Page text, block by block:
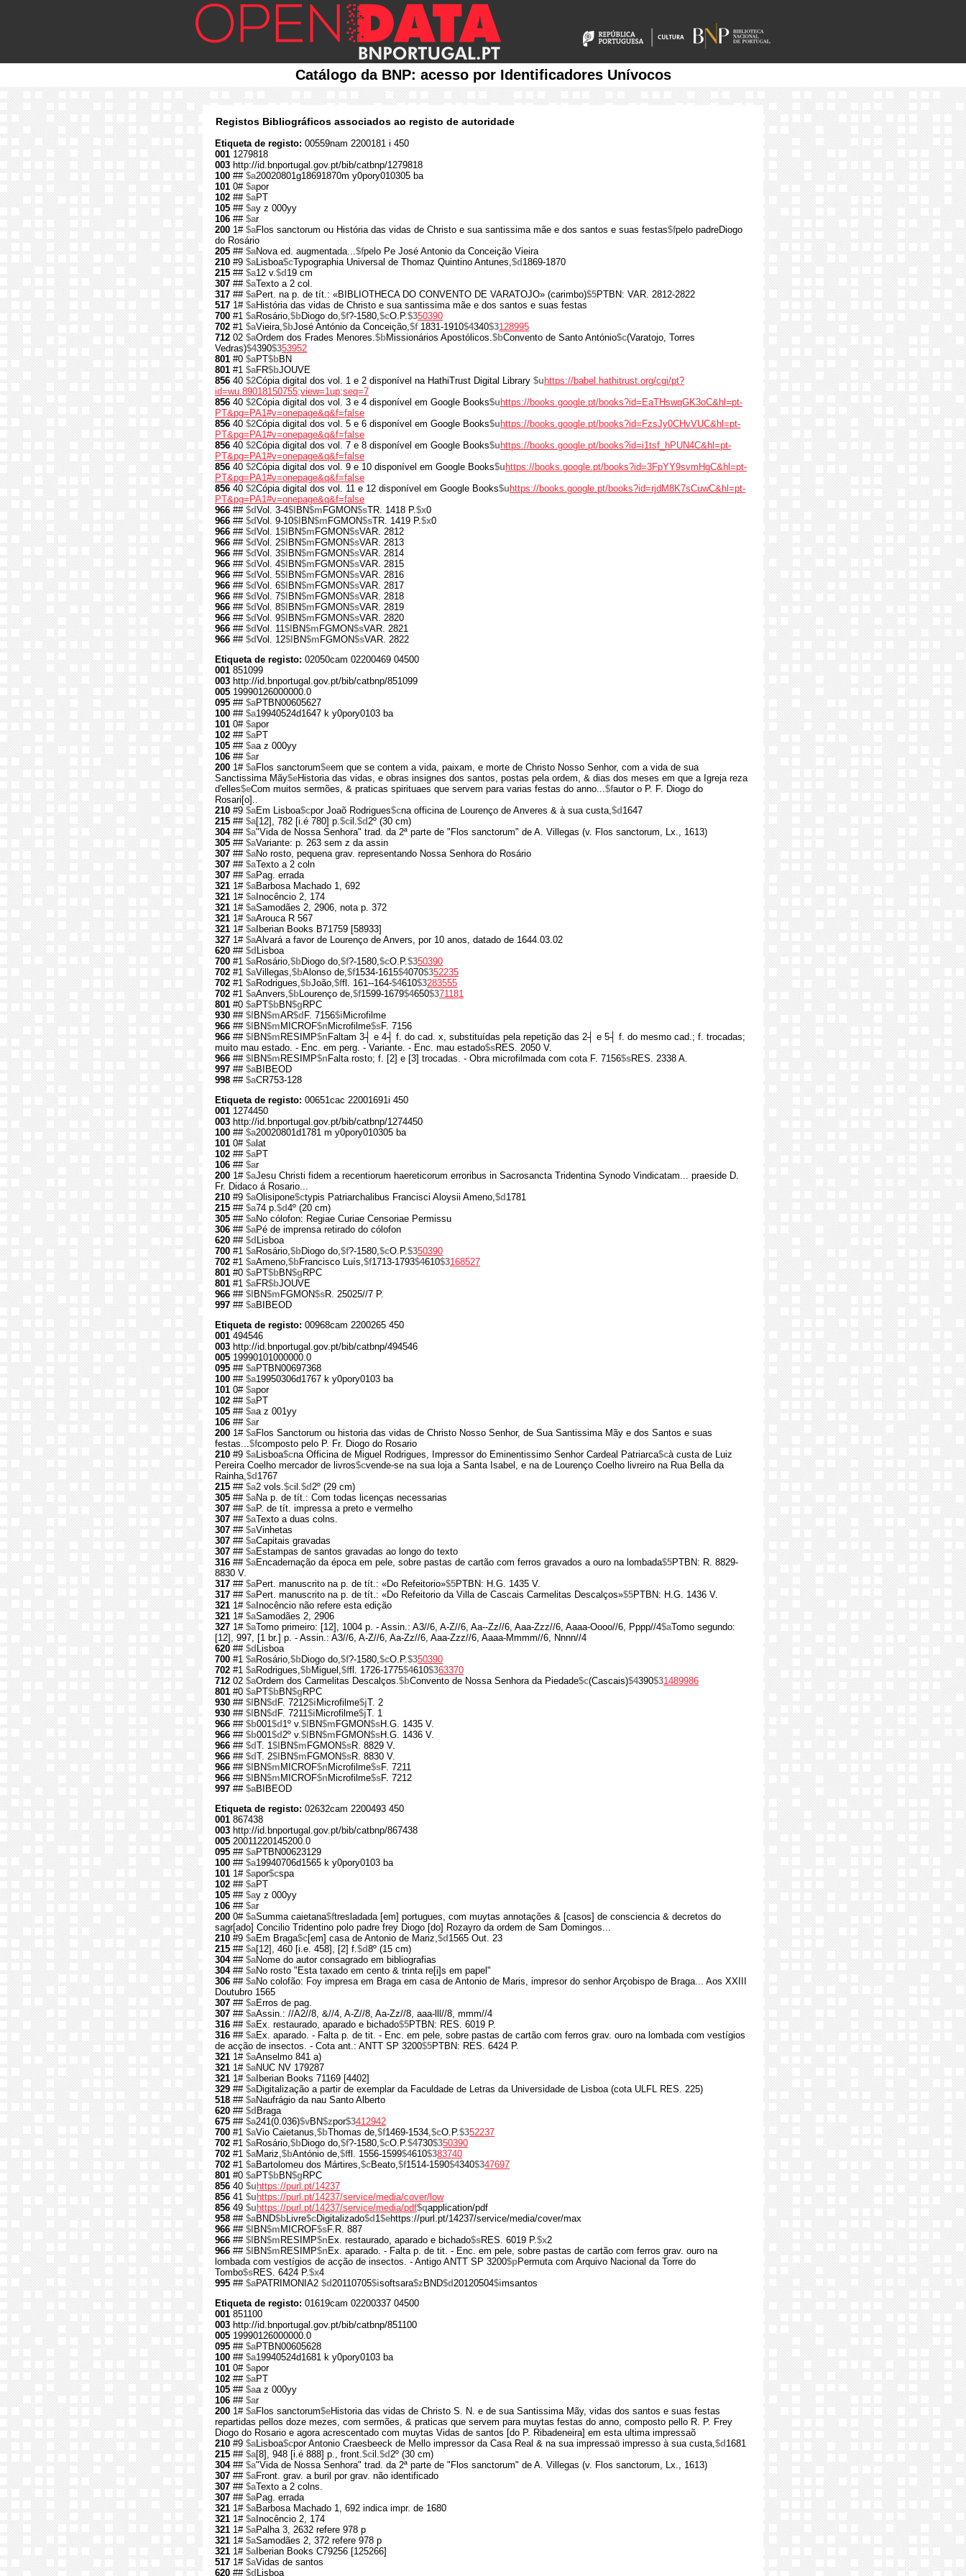
Catálogo da BNP: acesso por Identificadores Unívocos
Registos Bibliográficos associados ao registo de autoridade
Etiqueta de registo: 00559nam 2200181 i 450
001 1279818
003 http://id.bnportugal.gov.pt/bib/catbnp/1279818
100 ## $a20020801g18691870m y0pory010305 ba
101 0# $apor
102 ## $aPT
105 ## $ay z 000yy
106 ## $ar
200 1# $aFlos sanctorum ou História das vidas de Christo e sua santissima mãe e dos santos e suas festas$fpelo padreDiogo
do Rosário
205 ## $aNova ed. augmentada...$fpelo Pe José Antonio da Conceição Vieira
210 #9 $aLisboa$cTypographia Universal de Thomaz Quintino Antunes,$d 1869-1870
215 ## $a12 v.$d 19 cm
307 ## $aTexto a 2 col.
317 ## $aPert. na p. de tít.: «BIBLIOTHECA DO CONVENTO DE VARATOJO» (carimbo)$5PTBN: VAR. 2812-2822
517 1# $aHistória das vidas de Christo e sua santissima mãe e dos santos e suas festas
700 #1 $aRosário,$bDiogo do,$f?-1580,$cO.P.$350390
702 #1 $aVieira,$bJosé António da Conceição,$f1831-1910$4340$3128995
712 02 $aOrdem dos Frades Menores.$bMissionários Apostólicos.$bConvento de Santo António$c(Varatojo, Torres
Vedras)$4390$353952
801 #0 $aPT$bBN
801 #1 $aFR$bJOUVE
856 40 $2Cópia digital dos vol. 1 e 2 disponível na HathiTrust Digital Library $u https://babel.hathitrust.org/cgi/pt?
id=wu.89018150755;view=1up;seq=7
856 40 $2Cópia digital dos vol. 3 e 4 disponível em Google Books$u https://books.google.pt/books?id=EaTHswqGK3oC&hl=pt-
PT&pg=PA1#v=onepage&q&f=false
856 40 $2Cópia digital dos vol. 5 e 6 disponível em Google Books$u https://books.google.pt/books?id=FzsJy0CHvVUC&hl=pt-
PT&pg=PA1#v=onepage&q&f=false
856 40 $2Cópia digital dos vol. 7 e 8 disponível em Google Books$u https://books.google.pt/books?id=i1tsf_hPUN4C&hl=pt-
PT&pg=PA1#v=onepage&q&f=false
856 40 $2Cópia digital dos vol. 9 e 10 disponível em Google Books$u https://books.google.pt/books?id=3FpYY9svmHgC&hl=pt-
PT&pg=PA1#v=onepage&q&f=false
856 40 $2Cópia digital dos vol. 11 e 12 disponível em Google Books$u https://books.google.pt/books?id=rjdM8K7sCuwC&hl=pt-
PT&pg=PA1#v=onepage&q&f=false
966 ## $dVol. 3-4$l BN$m FGMON$sTR. 1418 P.$x0
966 ## $dVol. 9-10$l BN$m FGMON$sTR. 1419 P.$x0
966 ## $dVol. 1$l BN$m FGMON$sVAR. 2812
966 ## $dVol. 2$l BN$m FGMON$sVAR. 2813
966 ## $dVol. 3$l BN$m FGMON$sVAR. 2814
966 ## $dVol. 4$l BN$m FGMON$sVAR. 2815
966 ## $dVol. 5$l BN$m FGMON$sVAR. 2816
966 ## $dVol. 6$l BN$m FGMON$sVAR. 2817
966 ## $dVol. 7$l BN$m FGMON$sVAR. 2818
966 ## $dVol. 8$l BN$m FGMON$sVAR. 2819
966 ## $dVol. 9$l BN$m FGMON$sVAR. 2820
966 ## $dVol. 11$l BN$m FGMON$sVAR. 2821
966 ## $dVol. 12$l BN$m FGMON$sVAR. 2822
Etiqueta de registo: 02050cam 02200469 04500
001 851099
003 http://id.bnportugal.gov.pt/bib/catbnp/851099
005 19990126000000.0
095 ## $aPTBN00605627
100 ## $a19940524d1647 k y0pory0103 ba
101 0# $apor
102 ## $aPT
105 ## $aa z 000yy
106 ## $ar
200 1# $aFlos sanctorum$eem que se contem a vida, paixam, e morte de Christo Nosso Senhor, com a vida de sua
Sanctissima Mãy$eHistoria das vidas, e obras insignes dos santos, postas pela ordem, & dias dos meses em que a Igreja reza
d'elles$eCom muitos sermões, & praticas spirituaes que servem para varias festas do anno...$fautor o P. F. Diogo do
Rosari[o]..
210 #9 $aEm Lisboa$cpor Joaõ Rodrigues$cna officina de Lourenço de Anveres & à sua custa,$d 1647
215 ## $a[12], 782 [i.é 780] p.$cil.$d2º (30 cm)
304## $a"Vida de Nossa Senhora" trad. da 2ª parte de "Flos sanctorum" de A. Villegas (v. Flos sanctorum, Lx., 1613)
305 ## $aVariante: p. 263 sem z da assin
307 ## $aNo rosto, pequena grav. representando Nossa Senhora do Rosário
307 ## $aTexto a 2 coln
307 ## $aPag. errada
321 1# $aBarbosa Machado 1, 692
321 1# $aInocêncio 2, 174
321 1# $aSamodães 2, 2906, nota p. 372
321 1# $aArouca R 567
321 1# $aIberian Books B71759 [58933]
327 1# $aAlvará a favor de Lourenço de Anvers, por 10 anos, datado de 1644.03.02
620 ## $d Lisboa
700 #1 $aRosário,$bDiogo do,$f?-1580,$cO.P.$350390
702 #1 $aVillegas,$bAlonso de,$f1534-1615$4070$352235
702 #1 $aRodrigues,$bJoão,$ffl. 161--164-$4610$3283555
702 #1 $aAnvers,$bLourenço de,$f1599-1679$4650$371181
801 #0 $aPT$bBN$g RPC
930 ## $l BN$mAR$d F. 7156$i Microfilme
966 ## $l BN$m MICROF$n Microfilme$sF. 7156
966 ## $l BN$m RESIMP$n Faltam 3┤ e 4┤ f. do cad. x, substituídas pela repetição das 2┤ e 5┤ f. do mesmo cad.; f. trocadas;
muito mau estado. - Enc. em perg. - Variante. - Enc. mau estado$sRES. 2050 V.
966 ## $l BN$m RESIMP$n Falta rosto; f. [2] e [3] trocadas. - Obra microfilmada com cota F. 7156$sRES. 2338 A.
997 ## $aBIBEOD
998 ## $aCR753-128
Etiqueta de registo: 00651cac 22001691i 450
001 1274450
003 http://id.bnportugal.gov.pt/bib/catbnp/1274450
100 ## $a20020801d1781 m y0pory010305 ba
101 0# $alat
102 ## $aPT
106 ## $ar
200 1# $aJesu Christi fidem a recentiorum haereticorum erroribus in Sacrosancta Tridentina Synodo Vindicatam... praeside D.
Fr. Didaco á Rosario...
210 #9 $aOlisipone$ctypis Patriarchalibus Francisci Aloysii Ameno,$d 1781
215 ## $a74 p.$d4º (20 cm)
305 ## $aNo cólofon: Regiae Curiae Censoriae Permissu
306 ## $aPé de imprensa retirado do cólofon
620 ## $d Lisboa
700 #1 $aRosário,$bDiogo do,$f?-1580,$cO.P.$350390
702 #1 $aAmeno,$bFrancisco Luís,$f1713-1793$4610$3168527
801 #0 $aPT$bBN$g RPC
801 #1 $aFR$bJOUVE
966 ## $l BN$m FGMON$sR. 25025//7 P.
997 ## $aBIBEOD
Etiqueta de registo: 00968cam 2200265 450
001 494546
003 http://id.bnportugal.gov.pt/bib/catbnp/494546
005 19990101000000.0
095 ## $aPTBN00697368
100 ## $a19950306d1767 k y0pory0103 ba
101 0# $apor
102 ## $aPT
105 ## $aa z 001yy
106 ## $ar
200 1# $aFlos Sanctorum ou historia das vidas de Christo Nosso Senhor, de Sua Santissima Mãy e dos Santos e suas
festas...$fcomposto pelo P. Fr. Diogo do Rosario
210 #9 $aLisboa$cna Officina de Miguel Rodrigues, Impressor do Eminentissimo Senhor Cardeal Patriarca$cà custa de Luiz
Pereira Coelho mercador de livros$cvende-se na sua loja a Santa Isabel, e na de Lourenço Coelho livreiro na Rua Bella da
Rainha,$d 1767
215 ## $a2 vols.$cil.$d2º (29 cm)
305 ## $aNa p. de tít.: Com todas licenças necessarias
307 ## $aP. de tít. impressa a preto e vermelho
307 ## $aTexto a duas colns.
307 ## $aVinhetas
307 ## $aCapitais gravadas
307 ## $aEstampas de santos gravadas ao longo do texto
316 ## $aEncadernação da época em pele, sobre pastas de cartão com ferros gravados a ouro na lombada$5PTBN: R. 8829-
8830 V.
317 ## $aPert. manuscrito na p. de tít.: «Do Refeitorio»$5PTBN: H.G. 1435 V.
317 ## $aPert. manuscrito na p. de tít.: «Do Refeitorio da Villa de Cascais Carmelitas Descalços»$5PTBN: H.G. 1436 V.
321 1# $aInocêncio não refere esta edição
321 1# $aSamodães 2, 2906
327 1# $aTomo primeiro: [12], 1004 p. - Assin.: A3//6, A-Z//6, Aa--Zz//6, Aaa-Zzz//6, Aaaa-Oooo//6, Pppp//4$aTomo segundo:
[12], 997, [1 br.] p. - Assin.: A3//6, A-Z//6, Aa-Zz//6, Aaa-Zzz//6, Aaaa-Mmmm//6, Nnnn//4
620 ## $d Lisboa
700 #1 $aRosário,$bDiogo do,$f?-1580,$cO.P.$350390
702 #1 $aRodrigues,$bMiguel,$ffl. 1726-1775$4610$363370
712 02 $aOrdem dos Carmelitas Descalços.$bConvento de Nossa Senhora da Piedade$c(Cascais)$4390$31489986
801 #0 $aPT$bBN$g RPC
930 ## $l BN$d F. 7212$i Microfilme$jT. 2
930 ## $l BN$d F. 7211$i Microfilme$jT. 1
966 ## $b001$d 1º v.$l BN$m FGMON$sH.G. 1435 V.
966 ## $b001$d2º v.$l BN$m FGMON$sH.G. 1436 V.
966 ## $dT. 1$l BN$m FGMON$sR. 8829 V.
966 ## $dT. 2$l BN$m FGMON$sR. 8830 V.
966 ## $l BN$m MICROF$n Microfilme$sF. 7211
966 ## $l BN$m MICROF$n Microfilme$sF. 7212
997 ## $aBIBEOD
Etiqueta de registo: 02632cam 2200493 450
001 867438
003 http://id.bnportugal.gov.pt/bib/catbnp/867438
005 20011220145200.0
095 ## $aPTBN00623129
100 ## $a19940706d1565 k y0pory0103 ba
101 1# $apor$cspa
102 ## $aPT
105 ## $ay z 000yy
106 ## $ar
200 0# $aSumma caietana$ftresladada [em] portugues, com muytas annotações & [casos] de consciencia & decretos do
sagr[ado] Concilio Tridentino polo padre frey Diogo [do] Rozayro da ordem de Sam Domingos...
210 #9 $aEm Braga$c[em] casa de Antonio de Mariz,$d 1565 Out. 23
215 ## $a[12], 460 [i.e. 458], [2] f.$d8º (15 cm)
304## $aNome do autor consagrado em bibliografias
304## $aNo rosto "Esta taxado em cento & trinta re[i]s em papel"
306 ## $aNo colofão: Foy impresa em Braga em casa de Antonio de Maris, impresor do senhor Arçobispo de Braga... Aos XXIII
Doutubro 1565
307 ## $aErros de pag.
307 ## $aAssin.: //A2//8, &//4, A-Z//8, Aa-Zz//8, aaa-lll//8, mmm//4
316 ## $aEx. restaurado, aparado e bichado$5PTBN: RES. 6019 P.
316 ## $aEx. aparado. - Falta p. de tit. - Enc. em pele, sobre pastas de cartão com ferros grav. ouro na lombada com vestígios
de acção de insectos. - Cota ant.: ANTT SP 3200$5PTBN: RES. 6424 P.
321 1# $aAnselmo 841 a)
321 1# $aNUC NV 179287
321 1# $aIberian Books 71169 [4402]
329 ## $aDigitalização a partir de exemplar da Faculdade de Letras da Universidade de Lisboa (cota ULFL RES. 225)
518 ## $aNaufrágio da nau Santo Alberto
620 ## $d Braga
675 ## $a241(0.036)$vBN$zpor$3412942
700 #1 $aVio Caietanus,$bThomas de,$f1469-1534,$cO.P.$352237
702 #1 $aRosário,$bDiogo do,$f?-1580,$cO.P.$4730$350390
702 #1 $aMariz,$bAntónio de,$ffl. 1556-1599$4610$383740
702 #1 $aBartolomeu dos Mártires,$cBeato,$f1514-1590$4340$347697
801 #0 $aPT$bBN$g RPC
856 40 $u https://purl.pt/14237
856 41 $u https://purl.pt/14237/service/media/cover/low
856 49 $u https://purl.pt/14237/service/media/pdf$qapplication/pdf
958 ## $aBND$bLivre$cDigitalizado$d 1$ehttps://purl.pt/14237/service/media/cover/max
966 ## $l BN$m MICROF$sF.R. 887
966 ## $l BN$m RESIMP$n Ex. restaurado, aparado e bichado$sRES. 6019 P.$x2
966 ## $l BN$m RESIMP$n Ex. aparado. - Falta p. de tit. - Enc. em pele, sobre pastas de cartão com ferros grav. ouro na
lombada com vestígios de acção de insectos. - Antigo ANTT SP 3200$pPermuta com Arquivo Nacional da Torre do
Tombo$sRES. 6424 P.$x4
995 ## $aPATRIMONIA2 $d20110705$isoftsara$z BND$d20120504$imsantos
Etiqueta de registo: 01619cam 02200337 04500
001 851100
003 http://id.bnportugal.gov.pt/bib/catbnp/851100
005 19990126000000.0
095 ## $aPTBN00605628
100 ## $a19940524d1681 k y0pory0103 ba
101 0# $apor
102 ## $aPT
105 ## $aa z 000yy
106 ## $ar
200 1# $aFlos sanctorum$eHistoria das vidas de Christo S. N. e de sua Santissima Mãy, vidas dos santos e suas festas
repartidas pellos doze mezes, com sermões, & praticas que servem para muytas festas do anno, composto pello R. P. Frey
Diogo do Rosario e agora acrescentado com muytas Vidas de santos [do P. Ribadeneira] em esta ultima impressaõ
210 #9 $aLisboa$cpor Antonio Craesbeeck de Mello impressor da Casa Real & na sua impressaö impresso à sua custa,$d 1681
215 ## $a[8], 948 [i.é 888] p., front.$cil.$d2º (30 cm)
304## $a"Vida de Nossa Senhora" trad. da 2ª parte de "Flos sanctorum" de A. Villegas (v. Flos sanctorum, Lx., 1613)
307 ## $aFront. grav. a buril por grav. não identificado
307 ## $aTexto a 2 colns.
307 ## $aPag. errada
321 1# $aBarbosa Machado 1, 692 indica impr. de 1680
321 1# $aInocêncio 2, 174
321 1# $aPalha 3, 2632 refere 978 p
321 1# $aSamodães 2, 372 refere 978 p
321 1# $aIberian Books C79256 [125266]
517 1# $aVidas de santos
620 ## $d Lisboa